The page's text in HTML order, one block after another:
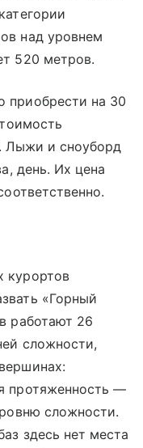
над уровнем
520 метров.
приобрести на 30
Лыжи и сноуборд
день. Их цена
курортов
«Горный
работают 26
сложности,
протяженность —
сложности.
здесь нет места